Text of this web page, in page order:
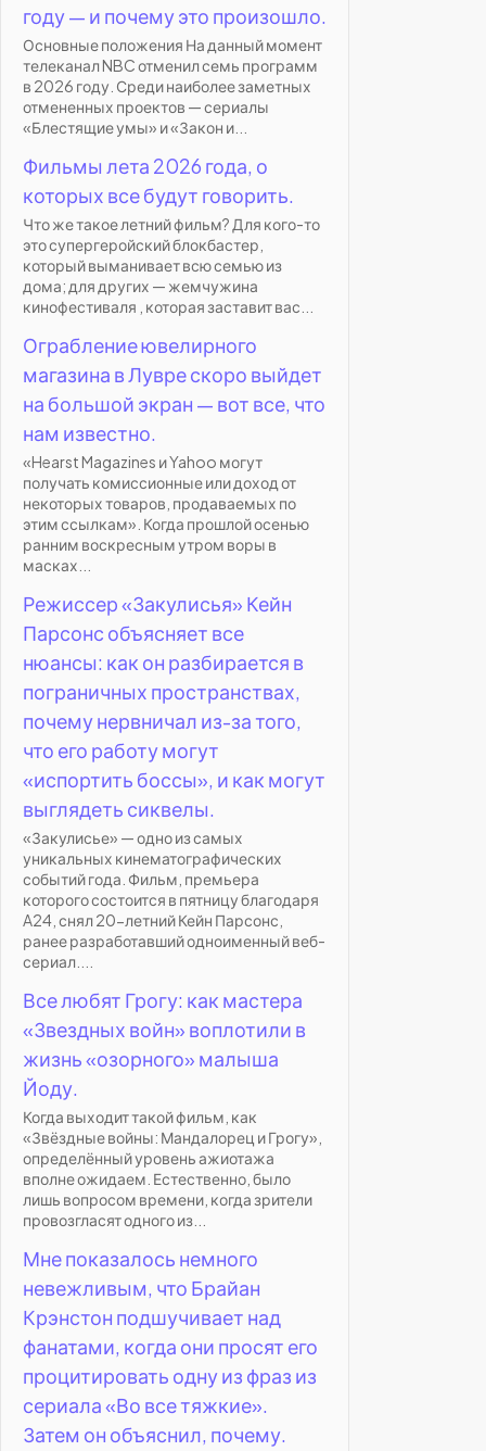
году — и почему это произошло.
Основные положения На данный момент
телеканал NBC отменил семь программ
в 2026 году. Среди наиболее заметных
отмененных проектов — сериалы
«Блестящие умы» и «Закон и...
Фильмы лета 2026 года, о
которых все будут говорить.
Что же такое летний фильм? Для кого-то
это супергеройский блокбастер,
который выманивает всю семью из
дома; для других — жемчужина
кинофестиваля , которая заставит вас...
Ограбление ювелирного
магазина в Лувре скоро выйдет
на большой экран — вот все, что
нам известно.
«Hearst Magazines и Yahoo могут
получать комиссионные или доход от
некоторых товаров, продаваемых по
этим ссылкам». Когда прошлой осенью
ранним воскресным утром воры в
масках...
Режиссер «Закулисья» Кейн
Парсонс объясняет все
нюансы: как он разбирается в
пограничных пространствах,
почему нервничал из-за того,
что его работу могут
«испортить боссы», и как могут
выглядеть сиквелы.
«Закулисье» — одно из самых
уникальных кинематографических
событий года. Фильм, премьера
которого состоится в пятницу благодаря
A24, снял 20-летний Кейн Парсонс,
ранее разработавший одноименный веб-
сериал....
Все любят Грогу: как мастера
«Звездных войн» воплотили в
жизнь «озорного» малыша
Йоду.
Когда выходит такой фильм, как
«Звёздные войны: Мандалорец и Грогу»,
определённый уровень ажиотажа
вполне ожидаем. Естественно, было
лишь вопросом времени, когда зрители
провозгласят одного из...
Мне показалось немного
невежливым, что Брайан
Крэнстон подшучивает над
фанатами, когда они просят его
процитировать одну из фраз из
сериала «Во все тяжкие».
Затем он объяснил, почему.